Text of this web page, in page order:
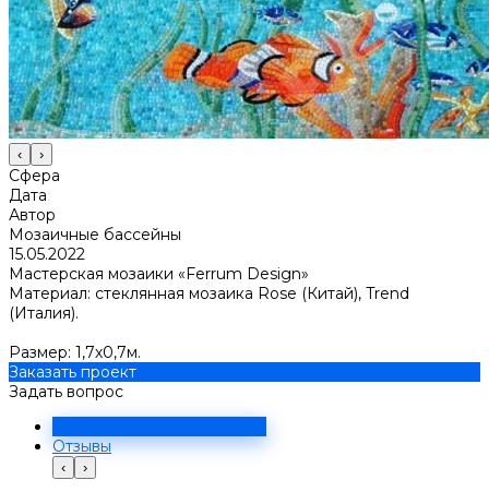
‹ ›
Сфера
Дата
Автор
Мозаичные бассейны
15.05.2022
Мастерская мозаики «Ferrum Design»
Материал: стеклянная мозаика Rose (Китай), Trend
(Италия).
Размер: 1,7х0,7м.
Заказать проект
Задать вопрос
Отзывы
‹ ›